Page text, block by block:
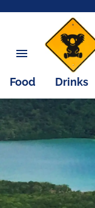
Food Drinks